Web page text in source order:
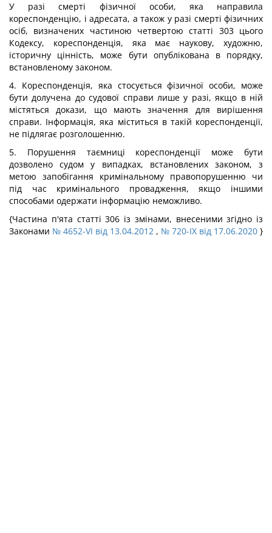
У разі смерті фізичної особи, яка направила
кореспонденцію, і адресата, а також у разі смерті фізичних
осіб, визначених частиною четвертою статті 303 цього
Кодексу, кореспонденція, яка має наукову, художню,
історичну цінність, може бути опублікована в порядку,
встановленому законом.
4. Кореспонденція, яка стосується фізичної особи, може
бути долучена до судової справи лише у разі, якщо в ній
містяться докази, що мають значення для вирішення
справи. Інформація, яка міститься в такій кореспонденції,
не підлягає розголошенню.
5. Порушення таємниці кореспонденції може бути
дозволено судом у випадках, встановлених законом, з
метою запобігання кримінальному правопорушенню чи
під час кримінального провадження, якщо іншими
способами одержати інформацію неможливо.
{Частина п'ята статті 306 із змінами, внесеними згідно із
Законами № 4652-VI від 13.04.2012 , № 720-IX від 17.06.2020 }